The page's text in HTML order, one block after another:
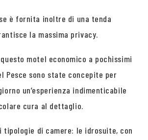
è fornita inoltre di una tenda
la massima privacy.
motel economico a pochissimi
Pesce sono state concepite per
un’esperienza indimenticabile
cura al dettaglio.
di camere: le idrosuite, con